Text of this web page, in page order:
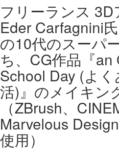
フリーランス 3D
Eder Carfagnini
の10代のスーパ
ち、CG作品『an
School Day (よ
活)』のメイキン
（ZBrush、
Marvelous
使用）